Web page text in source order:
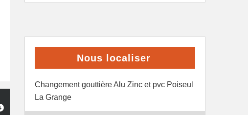
Nous localiser
Changement gouttière Alu Zinc et pvc Poiseul
La Grange